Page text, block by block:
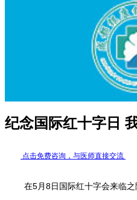
纪念国际红十字日
点击免费咨询，与医师直接交流
在5月8日国际红十字会来临之际